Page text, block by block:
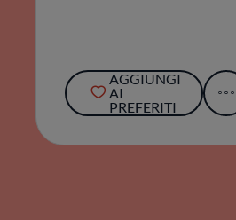
AGGIUNGI
AI
PREFERITI